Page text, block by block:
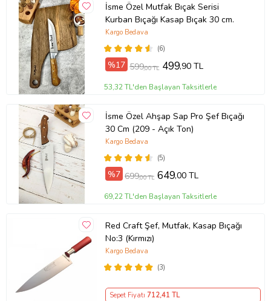
İsme Özel Mutfak Bıçak Serisi
Kurban Bıçağı Kasap Bıçak 30 cm.
(6)
Kargo Bedava
%17 599,00 TL 499,90 TL
53,32 TL'den Başlayan Taksitlerle
İsme Özel Ahşap Sap Pro Şef Bıçağı
30 Cm (209 - Açık Ton)
(5)
Kargo Bedava
%7 699,00 TL 649,00 TL
69,22 TL'den Başlayan Taksitlerle
Red Craft Şef, Mutfak, Kasap Bıçağı
No:3 (Kırmızı)
(3)
Kargo Bedava
Sepet Fiyatı 712,41 TL